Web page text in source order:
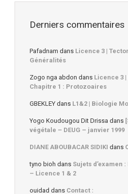
Derniers commentaires
Pafadnam dans Licence 3 |
Généralités
Zogo nga abdon dans Licence 3
Chapitre 1 : Protozoaires
GBEKLEY dans L1&2 | Biologie
Yogo Koudougou Dit Drissa dans
végétale – DEUG – janvier 1999
DIANE ABOUBACAR SIDIKI dans
tyno bioh dans Sujets d’examen
– Licence 1 & 2
ouidad dans Contact :